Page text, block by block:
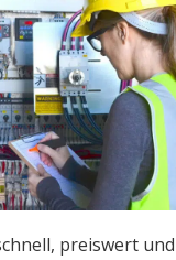
preiswert